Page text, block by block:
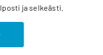
ja selkeästi.